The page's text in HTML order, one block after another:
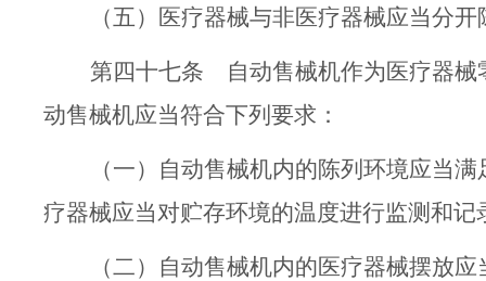
（五） 医疗器械与非医疗器械应当分
第四十七条
自动售械机作为医疗器械
动售械机应当符合下列 要求：
（一） 自动售械机内的陈列环境应当满
疗器械应当对贮存环境的温度进行监测和记
（二） 自动售械机内的医疗器械摆放